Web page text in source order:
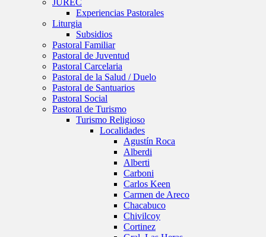
JUREC
Experiencias Pastorales
Liturgia
Subsidios
Pastoral Familiar
Pastoral de Juventud
Pastoral Carcelaria
Pastoral de la Salud / Duelo
Pastoral de Santuarios
Pastoral Social
Pastoral de Turismo
Turismo Religioso
Localidades
Agustín Roca
Alberdi
Alberti
Carboni
Carlos Keen
Carmen de Areco
Chacabuco
Chivilcoy
Cortinez